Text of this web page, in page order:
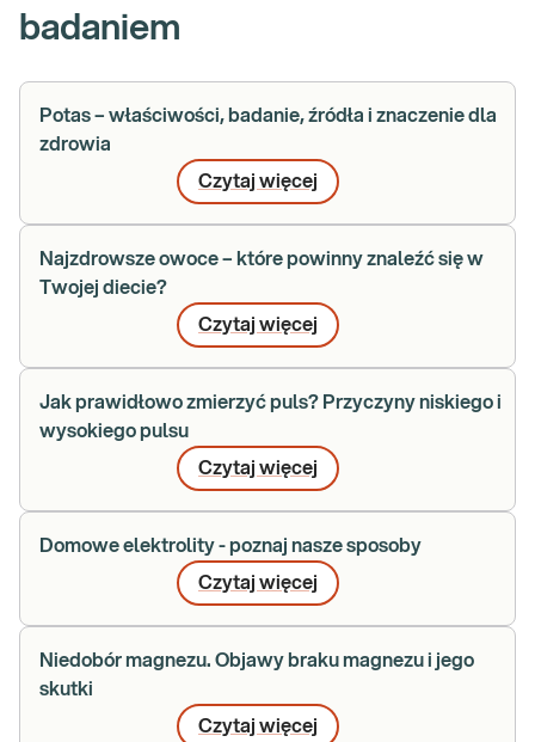
badaniem
Potas – właściwości, badanie, źródła i znaczenie dla
zdrowia
Czytaj więcej
Najzdrowsze owoce – które powinny znaleźć się w
Twojej diecie?
Czytaj więcej
Jak prawidłowo zmierzyć puls? Przyczyny niskiego i
wysokiego pulsu
Czytaj więcej
Domowe elektrolity - poznaj nasze sposoby
Czytaj więcej
Niedobór magnezu. Objawy braku magnezu i jego
skutki
Czytaj więcej